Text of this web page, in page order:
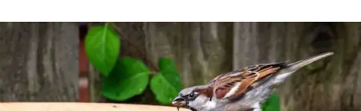
Infotechnology
Clase
Clima